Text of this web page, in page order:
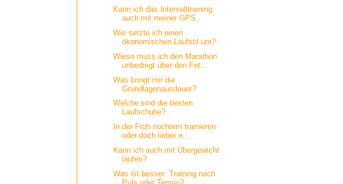
Kann ich das Intervalltraining
auch mit meiner GPS...
Wie setzte ich einen
ökonomischen Laufstil um?
Wieso muss ich den Marathon
unbedingt über den Fet...
Was bringt mir die
Grundlagenausdauer?
Welche sind die besten
Laufschuhe?
In der Früh nüchtern trainieren
oder doch lieber e...
Kann ich auch mit Übergewicht
laufen?
Was ist besser: Training nach